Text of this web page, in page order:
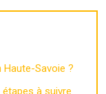
Savoie ?
à suivre